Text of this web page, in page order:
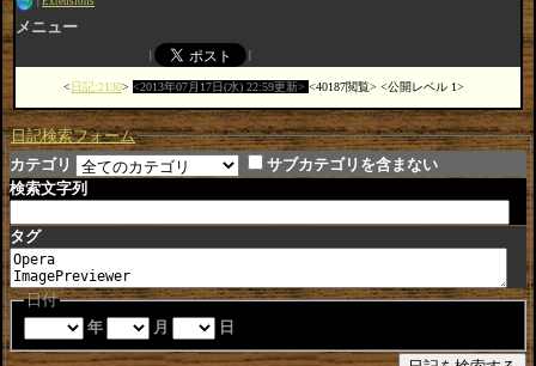
メニュー
日記:2130 2013年07月17日(水) 22:59更新 40187閲覧 公開レベル 1
日記検索フォーム
カテゴリ
サブカテゴリを含まない
検索文字列
タグ
日付
年
月 日